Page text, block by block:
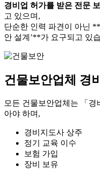
경비업 허가를 받은 전문
고 있으며,
단순한 인력 파견이 아닌
안 설계’**가 요구되고 있
건물보안업체 경
모든 건물보안업체는 「경
아야 하며,
경비지도사 상주
정기 교육 이수
보험 가입
장비 보유